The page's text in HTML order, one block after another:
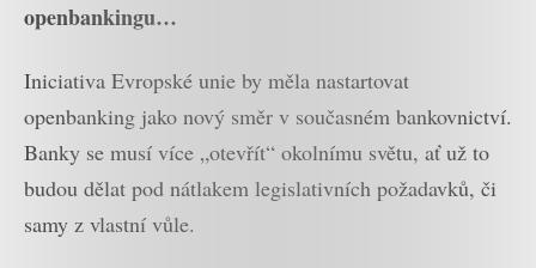
openbankingu…
Iniciativa Evropské unie by měla nastartovat
openbanking jako nový směr v současném bankovnictví.
Banky se musí více „otevřít“ okolnímu světu, ať už to
budou dělat pod nátlakem legislativních požadavků, či
samy z vlastní vůle.